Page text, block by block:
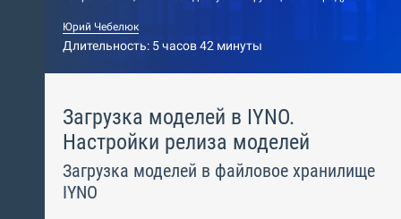
Юрий Чебелюк
Длительность: 5 часов 42 минуты
Загрузка моделей в IYNO.
Настройки релиза моделей
Загрузка моделей в файловое хранилище
IYNO